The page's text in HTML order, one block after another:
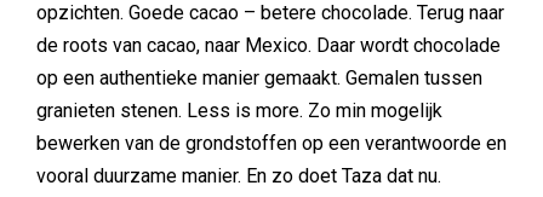
opzichten. Goede cacao – betere chocolade. Terug naar
de roots van cacao, naar Mexico. Daar wordt chocolade
op een authentieke manier gemaakt. Gemalen tussen
granieten stenen. Less is more. Zo min mogelijk
bewerken van de grondstoffen op een verantwoorde en
vooral duurzame manier. En zo doet Taza dat nu.